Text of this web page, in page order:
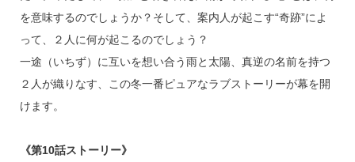
を意味するのでしょうか？そして、案内人が起こす“奇跡”によ
って、２人に何が起こるのでしょう？
一途（いちず）に互いを想い合う雨と太陽、真逆の名前を持つ
２人が織りなす、この冬一番ピュアなラブストーリーが幕を開
けます。
《第10話ストーリー》